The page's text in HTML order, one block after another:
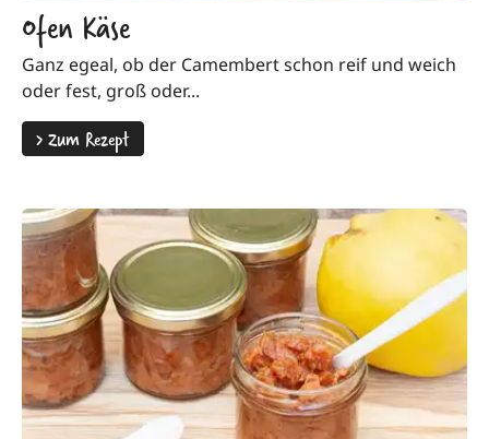
Ofen Käse
Ganz egeal, ob der Camembert schon reif und weich
oder fest, groß oder...
>Zum Rezept